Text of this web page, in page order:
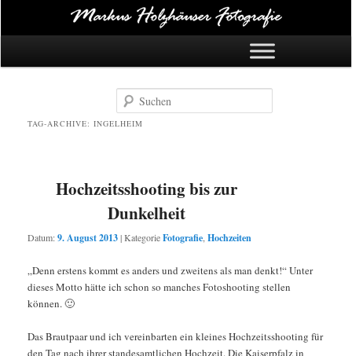
Suchen
TAG-ARCHIVE: INGELHEIM
Hochzeitsshooting bis zur
Dunkelheit
Datum:9. August 2013|KategorieFotografie,Hochzeiten
„Denn erstens kommt es anders und zweitens als man denkt!“ Unter
dieses Motto hätte ich schon so manches Fotoshooting stellen
können. 🙂
Das Brautpaar und ich vereinbarten ein kleines Hochzeitsshooting für
den Tag nach ihrer standesamtlichen Hochzeit. Die Kaiserpfalz in